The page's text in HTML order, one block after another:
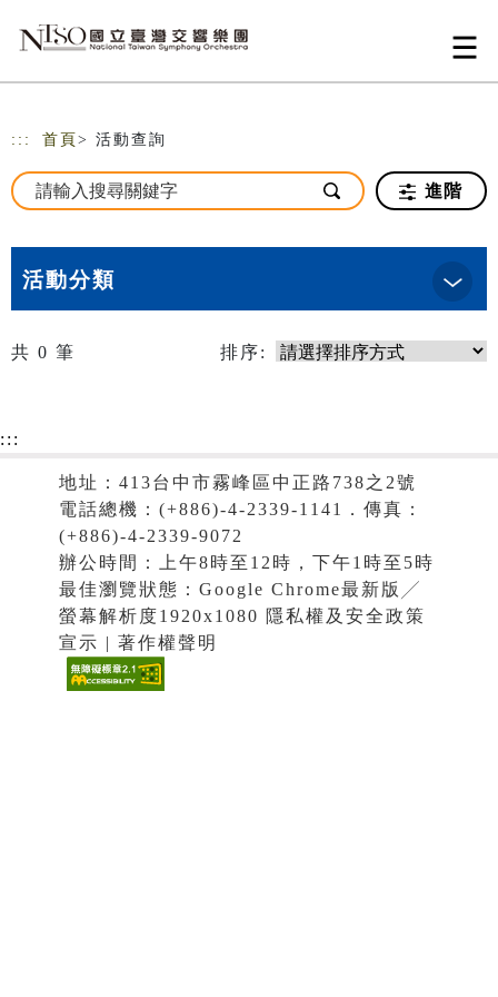
::: 首頁 > 活動查詢
進階
活動分類
共 0 筆 排序:
:::
地址：413台中市霧峰區中正路738之2號
電話總機：(+886)-4-2339-1141．傳真：
(+886)-4-2339-9072
辦公時間：上午8時至12時，下午1時至5時
最佳瀏覽狀態：Google Chrome最新版╱
螢幕解析度1920x1080 隱私權及安全政策
宣示 | 著作權聲明